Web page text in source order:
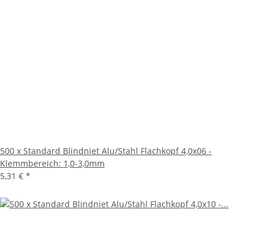
500 x Standard Blindniet Alu/Stahl Flachkopf 4,0x06 -
Klemmbereich: 1,0-3,0mm
5,31 € *